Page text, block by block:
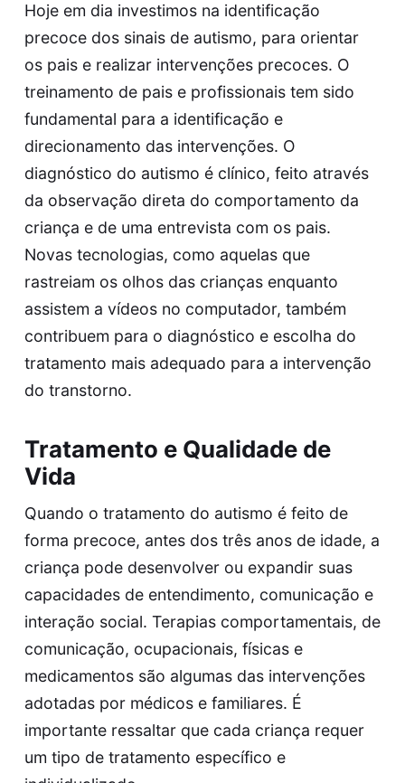
Hoje em dia investimos na identificação
precoce dos sinais de autismo, para orientar
os pais e realizar intervenções precoces. O
treinamento de pais e profissionais tem sido
fundamental para a identificação e
direcionamento das intervenções. O
diagnóstico do autismo é clínico, feito através
da observação direta do comportamento da
criança e de uma entrevista com os pais.
Novas tecnologias, como aquelas que
rastreiam os olhos das crianças enquanto
assistem a vídeos no computador, também
contribuem para o diagnóstico e escolha do
tratamento mais adequado para a intervenção
do transtorno.
Tratamento e Qualidade de
Vida
Quando o tratamento do autismo é feito de
forma precoce, antes dos três anos de idade, a
criança pode desenvolver ou expandir suas
capacidades de entendimento, comunicação e
interação social. Terapias comportamentais, de
comunicação, ocupacionais, físicas e
medicamentos são algumas das intervenções
adotadas por médicos e familiares. É
importante ressaltar que cada criança requer
um tipo de tratamento específico e